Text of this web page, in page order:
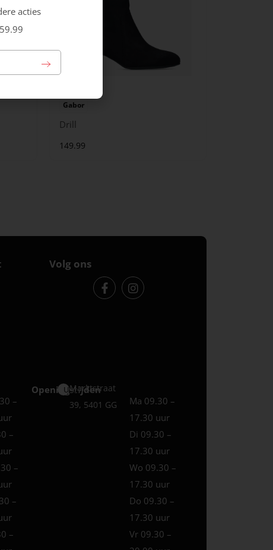
Gabor
Drill
149.99
Volg ons
–
–
–
–
–
Openingstijden
Uden
Marktstraat
39, 5401 GG
Ma 09.30 –
17.30 uur
Di 09.30 –
17.30 uur
Wo 09.30 –
17.30 uur
Do 09.30 –
17.30 uur
Vr 09.30 –
acties